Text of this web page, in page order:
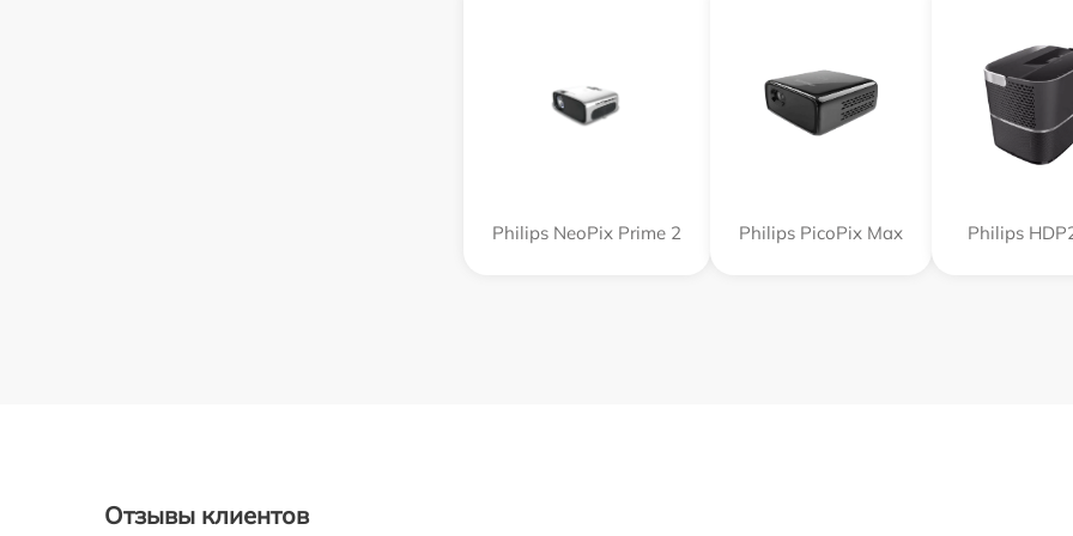
Philips NeoPix Prime 2 Philips PicoPix Max Philips
Отзывы клиентов